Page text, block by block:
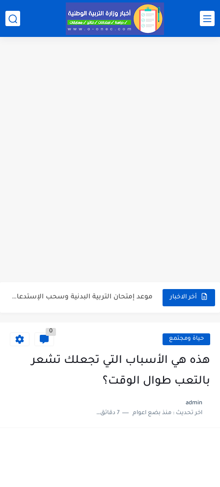
أخر الاخبار موعد إمتحان التربية البدنية وسحب الإستدعاءات 2023
هكذا يمكنك الاطلاع على النتائج المدرسية لأطفالك من الإنترنت (الطريقة... حياة ومجتمع
0
هذه هي الأسباب التي تجعلك تشعر
بالتعب طوال الوقت؟
admin
اخر تحديث :منذ بضع اعوام 7 دقائق للقراءة